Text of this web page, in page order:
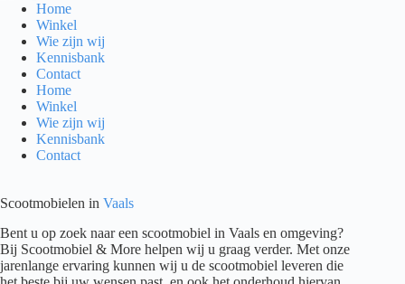
Home
Winkel
Wie zijn wij
Kennisbank
Contact
Home
Winkel
Wie zijn wij
Kennisbank
Contact
Scootmobielen in Vaals
Bent u op zoek naar een scootmobiel in Vaals en omgeving?
Bij Scootmobiel & More helpen wij u graag verder. Met onze
jarenlange ervaring kunnen wij u de scootmobiel leveren die